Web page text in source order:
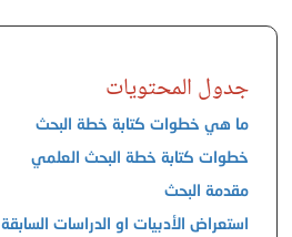
جدول المحتويات
ما هي خطوات كتابة خطة البحث
خطوات كتابة خطة البحث العلمي
مقدمة البحث
استعراض الأدبيات او الدراسات السابقة